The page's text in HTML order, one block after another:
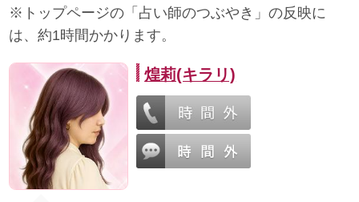
※トップページの「占い師のつぶやき」の反映に
は、約1時間かかります。
煌莉(キラリ)